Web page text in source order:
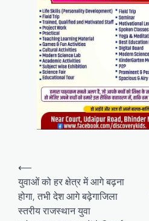
Post
navigation
⟵
युवाओं को हर क्षेत्र में आगे बढ़ना
होगा, तभी देश आगे बढ़ेगाजिला
स्तरीय राजस्थान युवा